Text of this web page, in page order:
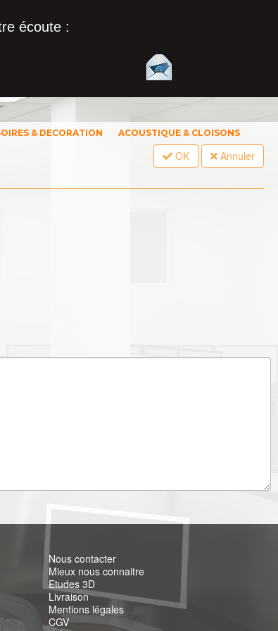
écoute :
& DECORATION ACOUSTIQUE & CLOISONS
OK Annuler
Nous contacter
Mieux nous connaitre
Etudes 3D
Livraison
Mentions légales
CGV